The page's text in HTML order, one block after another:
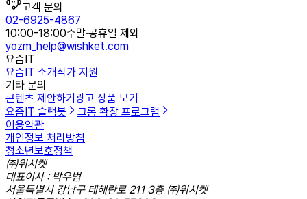
고객 문의
02-6925-4867
10:00-18:00주말·공휴일 제외
yozm_help@wishket.com
요즘IT
요즘IT 소개작가 지원
기타 문의
콘텐츠 제안하기 광고 상품 보기
요즘IT 슬랙봇
크롬 확장 프로그램
이용약관
개인정보 처리방침
청소년보호정책
㈜위시켓
대표이사 : 박우범
서울특별시 강남구 테헤란로 211 3층 ㈜위시켓